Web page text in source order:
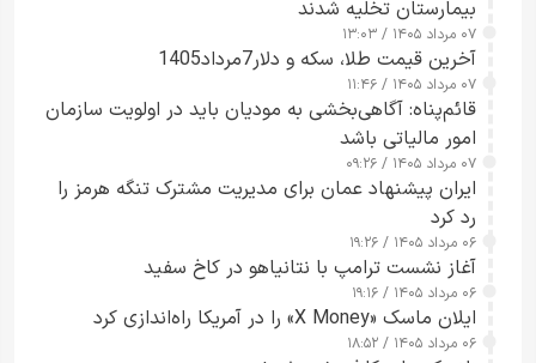
بیمارستان تخلیه شدند
۰۷ مرداد ۱۴۰۵ / ۱۳:۰۳
آخرین قیمت طلا، سکه و دلار7مرداد1405
۰۷ مرداد ۱۴۰۵ / ۱۱:۴۶
قائم‌پناه: آگاهی‌بخشی به مودیان باید در اولویت سازمان
امور مالیاتی باشد
۰۷ مرداد ۱۴۰۵ / ۰۹:۲۶
ایران پیشنهاد عمان برای مدیریت مشترک تنگه هرمز را
رد کرد
۰۶ مرداد ۱۴۰۵ / ۱۹:۲۶
آغاز نشست ترامپ با نتانیاهو در کاخ سفید
۰۶ مرداد ۱۴۰۵ / ۱۹:۱۶
ایلان ماسک «X Money» را در آمریکا راه‌اندازی کرد
۰۶ مرداد ۱۴۰۵ / ۱۸:۵۲